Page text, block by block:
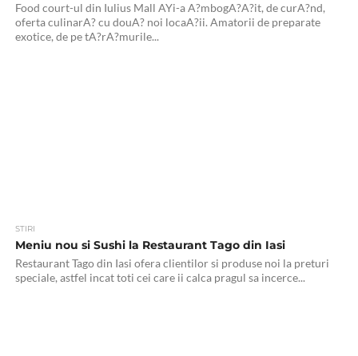
Food court-ul din Iulius Mall AYi-a A?mbogA?A?it, de curA?nd,
oferta culinarA? cu douA? noi locaA?ii. Amatorii de preparate
exotice, de pe tA?rA?murile...
STIRI
Meniu nou si Sushi la Restaurant Tago din Iasi
Restaurant Tago din Iasi ofera clientilor si produse noi la preturi
speciale, astfel incat toti cei care ii calca pragul sa incerce...